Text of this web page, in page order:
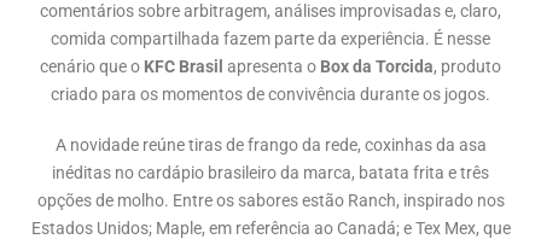
comentários sobre arbitragem, análises improvisadas e, claro,
comida compartilhada fazem parte da experiência. É nesse
cenário que o KFC Brasil apresenta o Box da Torcida, produto
criado para os momentos de convivência durante os jogos.
A novidade reúne tiras de frango da rede, coxinhas da asa
inéditas no cardápio brasileiro da marca, batata frita e três
opções de molho. Entre os sabores estão Ranch, inspirado nos
Estados Unidos; Maple, em referência ao Canadá; e Tex Mex, que